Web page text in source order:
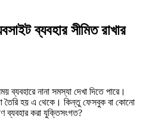
ব্যবহার সীমিত রাখার
ব্যবহারে নানা সমস্যা দেখা দিতে পারে।
তৈরি হয় এ থেকে। কিন্তু ফেসবুক বা কোনো
ব্যবহার করা যুক্তিসংগত?